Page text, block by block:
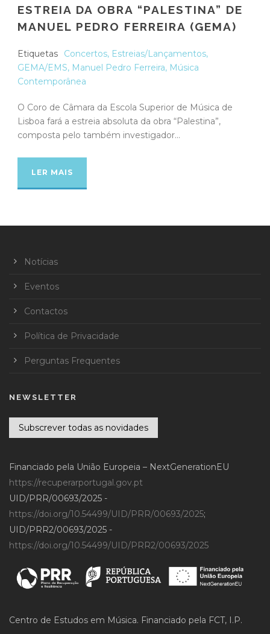
ESTREIA DA OBRA “PALESTINA” DE
MANUEL PEDRO FERREIRA (GEMA)
Etiquetas Concertos, Estreias/Lançamentos,
GEMA/EMS, Manuel Pedro Ferreira, Música
Contemporânea
O Coro de Câmara da Escola Superior de Música de
Lisboa fará a estreia absoluta da obra “Palestina”,
composta pelo também investigador...
LER MAIS
Notícias
Eventos
Contactos
Política de Privacidade
Perguntas Frequentes
NEWSLETTER
Subscrever todas as novidades
Financiado pela União Europeia – NextGenerationEU
https://recuperarportugal.gov.pt
UID/PRR/00693/2025 -
https://doi.org/10.54499/UID/PRR/00693/2025;
UID/PRR2/00693/2025 -
https://doi.org/10.54499/UID/PRR2/00693/2025
Centro de Estudos em Música. Financiado pela FCT, I.P.